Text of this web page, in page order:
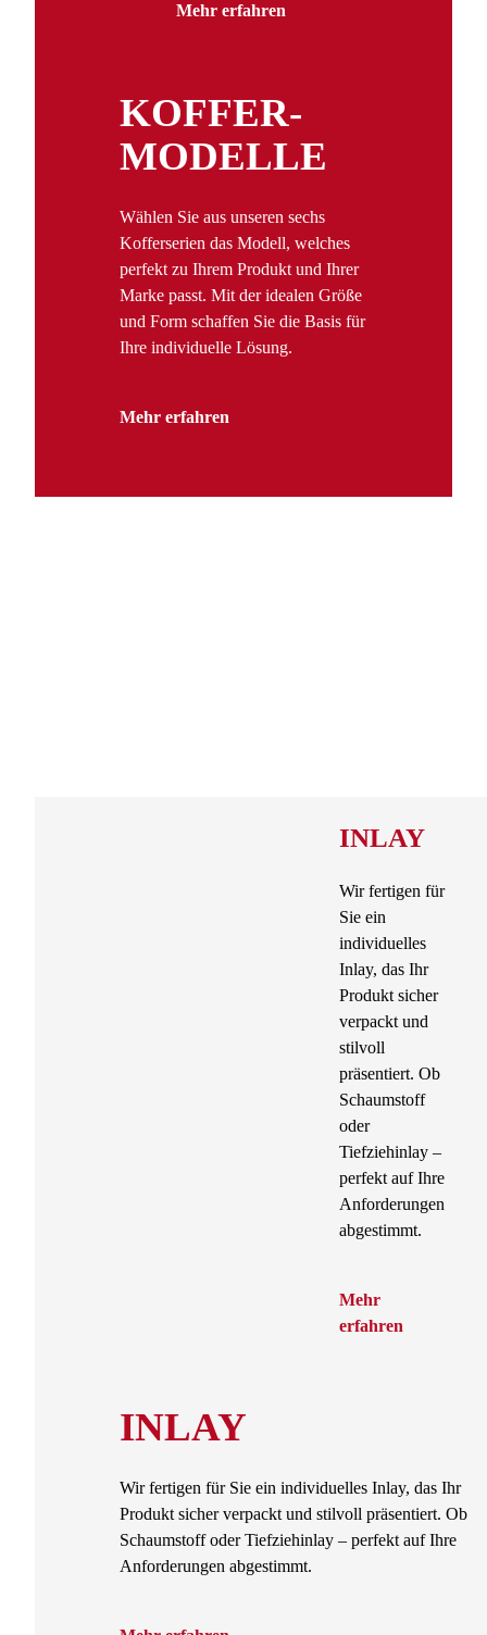
Mehr erfahren
KOFFER­
MODELLE
Wählen Sie aus unseren sechs
Kofferserien das Modell, welches
perfekt zu Ihrem Produkt und Ihrer
Marke passt. Mit der idealen Größe
und Form schaffen Sie die Basis für
Ihre individuelle Lösung.
Mehr erfahren
INLAY
Wir fertigen für
Sie ein
individuelles
Inlay, das Ihr
Produkt sicher
verpackt und
stilvoll
präsentiert. Ob
Schaumstoff
oder
Tiefziehinlay –
perfekt auf Ihre
Anforderungen
abgestimmt.
Mehr
erfahren
INLAY
Wir fertigen für Sie ein individuelles Inlay, das Ihr
Produkt sicher verpackt und stilvoll präsentiert. Ob
Schaumstoff oder Tiefziehinlay – perfekt auf Ihre
Anforderungen abgestimmt.